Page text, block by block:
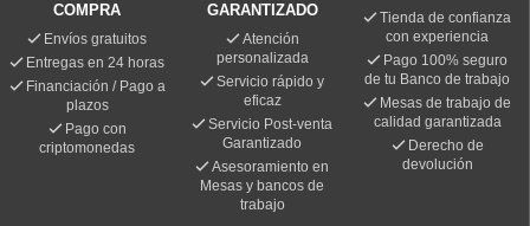
COMPRA
Envíos gratuitos
Entregas en 24 horas
Financiación / Pago a
plazos
Pago con
criptomonedas
GARANTIZADO
Atención
personalizada
Servicio rápido y
eficaz
Servicio Post-venta
Garantizado
Asesoramiento en
Mesas y bancos de
trabajo
Tienda de confianza
con experiencia
Pago 100% seguro
de tu Banco de trabajo
Mesas de trabajo de
calidad garantizada
Derecho de
devolución